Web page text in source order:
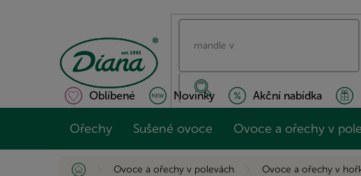
Oblíbené Novinky Akční nabídka
Ořechy Sušené ovoce Ovoce a ořechy v
Domů Ovoce a ořechy v polevách Ovoce a ořechy v